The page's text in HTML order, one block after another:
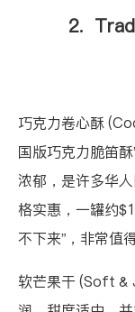
2.
巧克力卷心酥
国版巧克力脆笛
浓郁，是许多华
格实惠，一罐约
不下来”，非常值
软芒果干 (Soft &